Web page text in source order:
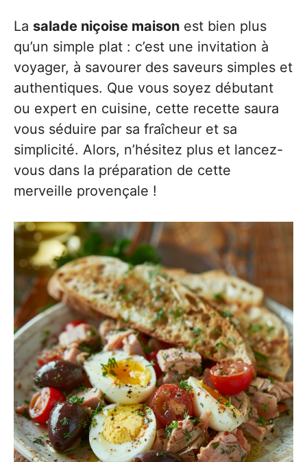
La salade niçoise maison est bien plus
qu’un simple plat : c’est une invitation à
voyager, à savourer des saveurs simples et
authentiques. Que vous soyez débutant
ou expert en cuisine, cette recette saura
vous séduire par sa fraîcheur et sa
simplicité. Alors, n’hésitez plus et lancez-
vous dans la préparation de cette
merveille provençale !